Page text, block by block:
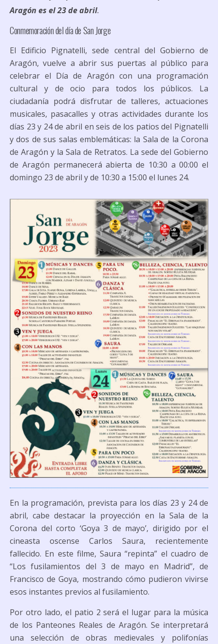
Aragón es el 23 de abril.
Conmemoración del día de San Jorge
El Edificio Pignatelli, sede central del Gobierno de
Aragón, vuelve a abrir sus puertas al público para
celebrar el Día de Aragón con una programación
cultural y de ocio para todos los públicos. La
ciudadanía podrá disfrutar de talleres, actuaciones
musicales, pasacalles y otras actividades durante los
días 23 y 24 de abril en seis de los patios del Pignatelli
y dos de sus salas emblemáticas: la Sala de la Corona
de Aragón y la Sala de Retratos. La sede del Gobierno
de Aragón permanecerá abierta de 10:30 a 00:00 el
domingo 23 de abril y de 10:30 a 15:00 el lunes 24.
En la programación, prevista para los días 23 y 24 de
abril, cabe destacar la proyección en la Sala de la
Corona del corto ‘Goya 3 de mayo’, dirigido por el
cineasta oscense Carlos Saura, recientemente
fallecido. En este filme, Saura “repinta” el cuadro de
“Los fusilamientos del 3 de mayo en Madrid”, de
Francisco de Goya, mostrando cómo pudieron vivirse
esos instantes previos al fusilamiento.
Por otro lado, el patio 2 será el lugar para la música
de los Panteones Reales de Aragón. Se interpretará
una selección de obras medievales y polifonías